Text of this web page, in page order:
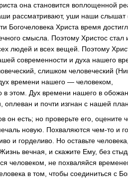
она становится воплощенной
рассматривают, уши наши слышат
Богочеловека Христа время
смысла. Поэтому Христос стал
людей и всех вещей. Поэтому
современности и духа нашего
слишком человеческий
времени нашего — человеком,
в этом. Дух времени нашего в
и почти изгнан с нашей
он есть; но проверьте его, оцените
новую. Похваляются чем-то и
и горделиво. Но оставьте
вечная, и скажите Ему, без
человеком, не похваляйся
в том, чтобы соединиться с